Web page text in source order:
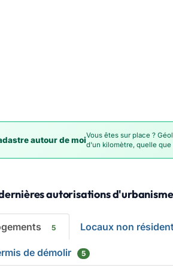
autour de moiVous êtes sur place ?
d'un kilomètre, quelle que
autorisations
5 Locaux non
de démolir 5